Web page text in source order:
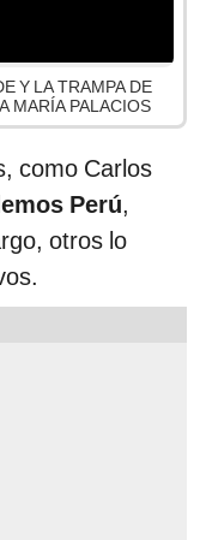
Y LA TRAMPA DE
MARÍA PALACIOS
como Carlos
Perú,
otros lo